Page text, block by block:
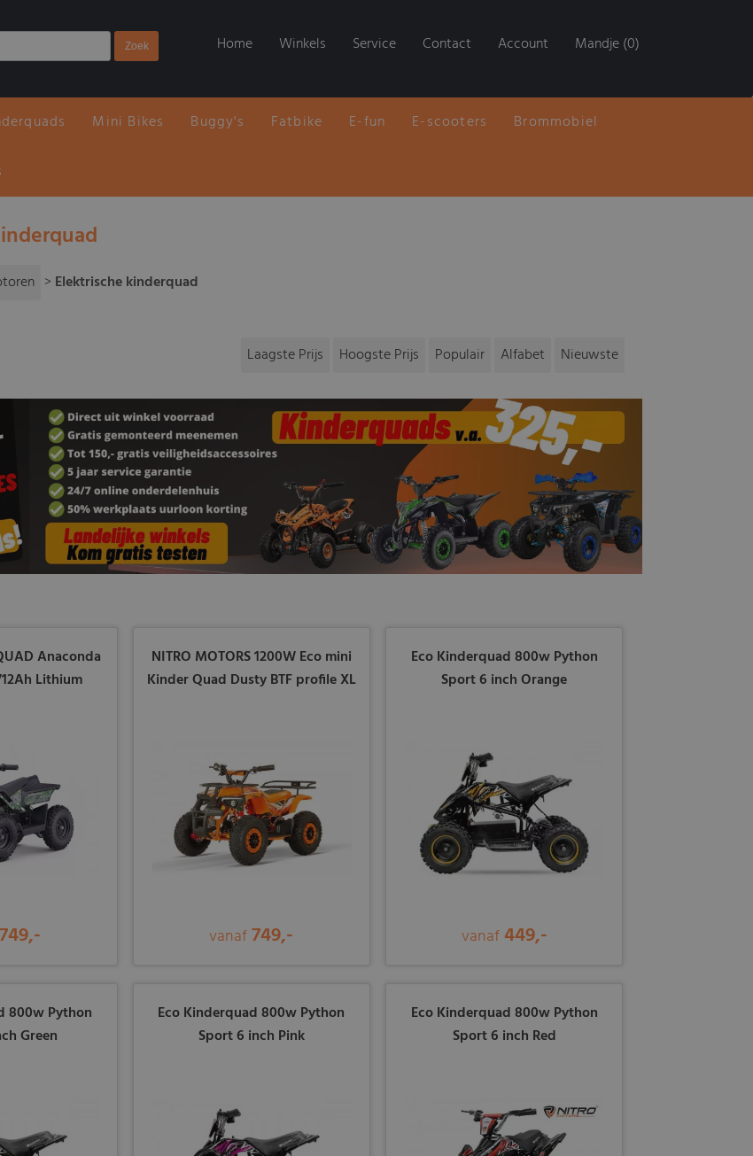
Home Winkels Service Contact Account Mandje (0)
Mini Bikes Buggy's Fatbike E-fun E-scooters Brommobiel
> Elektrische kinderquad
Laagste Prijs Hoogste Prijs Populair Alfabet Nieuwste
Anaconda
Lithium
749,-
NITRO MOTORS 1200W Eco mini
Kinder Quad Dusty BTF profile XL
vanaf749,-
Eco Kinderquad 800w Python
Sport 6 inch Orange
vanaf 449,-
800w Python
Green
Eco Kinderquad 800w Python
Sport 6 inch Pink
Eco Kinderquad 800w Python
Sport 6 inch Red